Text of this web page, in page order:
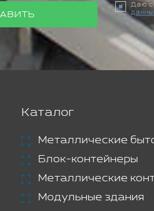
Даю
Каталог
Металлические
Блок-контейнеры
Металлические
Модульные здания